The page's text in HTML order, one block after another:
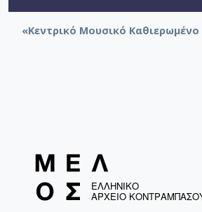
«Κεντρικό Μουσικό